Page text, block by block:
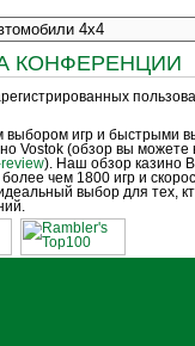
КОНФЕРЕНЦИИ
выбором игр и быстрыми
Vostok (обзор вы можете
). Наш обзор казино
чем 1800 игр и
выбор для тех,